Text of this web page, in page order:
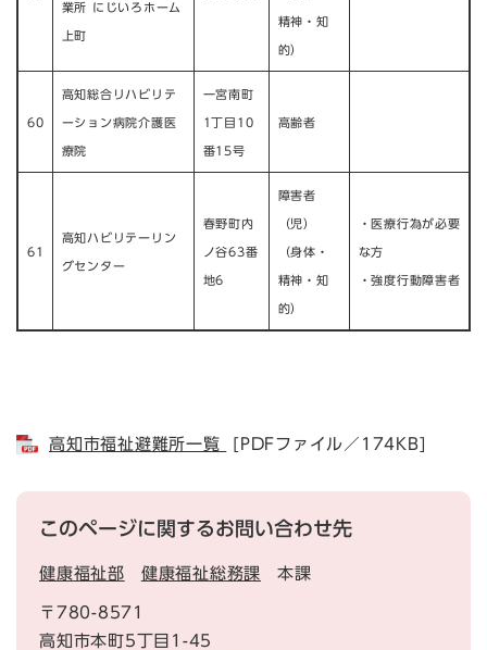
業所 にじいろホーム
上町
精神・知
的）​
60
高知総合リハビリテ
ーション病院介護医
療院​
一宮南町
1丁目10
番15号
高齢者​
61
高知ハビリテーリン
グセンター​
春野町内
ノ谷63番
地6​
障害者
（児）
（身体・
精神・知
的）​
・医療行為が必要
な方
・強度行動障害者​
高知市福祉避難所一覧 [PDFファイル／174KB]
このページに関するお問い合わせ先
健康福祉部 健康福祉総務課 本課
〒780-8571
高知市本町5丁目1-45